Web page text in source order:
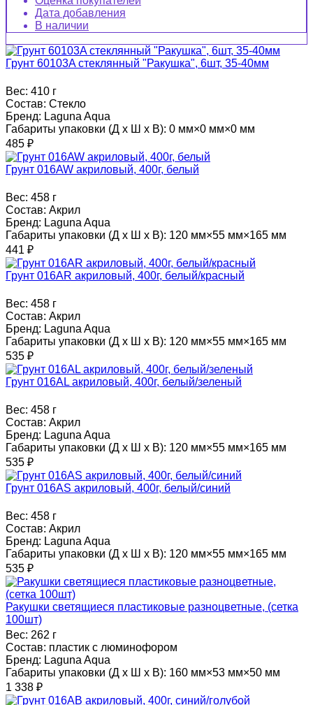
Дата добавления
В наличии
Грунт 60103A стеклянный "Ракушка", 6шт, 35-40мм
Вес: 410 г
Состав: Стекло
Бренд: Laguna Aqua
Габариты упаковки (Д х Ш х В): 0 мм×0 мм×0 мм
485 ₽
Грунт 016AW акриловый, 400г, белый
Вес: 458 г
Состав: Акрил
Бренд: Laguna Aqua
Габариты упаковки (Д х Ш х В): 120 мм×55 мм×165 мм
441 ₽
Грунт 016AR акриловый, 400г, белый/красный
Вес: 458 г
Состав: Акрил
Бренд: Laguna Aqua
Габариты упаковки (Д х Ш х В): 120 мм×55 мм×165 мм
535 ₽
Грунт 016AL акриловый, 400г, белый/зеленый
Вес: 458 г
Состав: Акрил
Бренд: Laguna Aqua
Габариты упаковки (Д х Ш х В): 120 мм×55 мм×165 мм
535 ₽
Грунт 016AS акриловый, 400г, белый/синий
Вес: 458 г
Состав: Акрил
Бренд: Laguna Aqua
Габариты упаковки (Д х Ш х В): 120 мм×55 мм×165 мм
535 ₽
Ракушки светящиеся пластиковые разноцветные, (сетка
100шт)
Вес: 262 г
Состав: пластик с люминофором
Бренд: Laguna Aqua
Габариты упаковки (Д х Ш х В): 160 мм×53 мм×50 мм
1 338 ₽